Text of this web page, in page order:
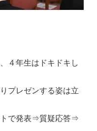
４年生はドキドキし
プレゼンする姿は立
トで発表⇒質疑応答⇒